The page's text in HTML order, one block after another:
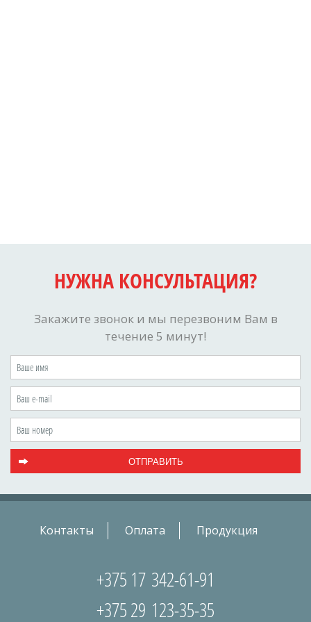
НУЖНА КОНСУЛЬТАЦИЯ?
Закажите звонок и мы перезвоним Вам в
течение 5 минут!
Контакты Оплата Продукция
+375 17 342-61-91
+375 29 123-35-35